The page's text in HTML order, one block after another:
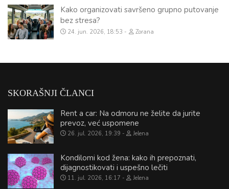
Kako organizovati savršeno grupno putovanje
bez stresa?
24. jun. 2026, 18:53 Zorana
SKORAŠNJI ČLANCI
Rent a car: Na odmoru ne želite da jurite
prevoz, već uspomene
26. jul. 2026, 19:39 Jelena
Kondilomi kod žena: kako ih prepoznati,
dijagnostikovati i uspešno lečiti
11. jul. 2026, 16:17 Jelena